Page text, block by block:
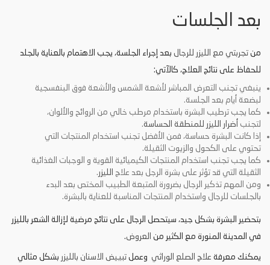
بعد الجلسات
من تجربتي مع الليزر للرجال بعد إجراء الجلسة، يجب الاهتمام بالعناية بالجلد
للحفاظ على نتائج العلاج، كالآتي:
ينبغي تجنب التعرض المباشر لأشعة الشمس والأشعة فوق البنفسجية
لبضعة أيام بعد الجلسة.
كما يجب ترطيب البشرة باستخدام مرطب خالي من الروائح والألوان،
لتجنب أضرار الليزر للمنطقة الحساسة.
إذا كانت البشرة حساسة، فمن الأفضل تجنب استخدام المنتجات التي
تحتوي على الكحول والزيوت الثقيلة.
كما يجب تجنب استخدام المنتجات الكيميائية القوية و الوجبات الغذائية
الثقيلة التي قد تؤثر على بشرة الرجل بعد علاج الليزر.
ومن المهم تذكير الرجال بضرورة المتبعة الطبيب المختص بعد البدء
بالجلسات للرجال واستخدام المنتجات المناسبة للعناية بالبشرة.
بتحضير البشرة بشكل جيد، سيتحصل الرجال على نتائج مرضية لإزالة الشعر بالليزر
في المدينة المنورة مع الكثير من العروض.
يمكنك معرفة علاج الصلع الوراثي وعمل تبييض الاسنان بالليزر بشكل مثالي